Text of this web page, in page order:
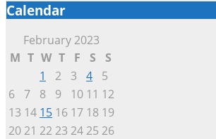
Calendar
February 2023
M T W T F S
S
1
2 3 4
5
6
7 8 9 10 11 12
13 14 15 16 17 18 19
20 21 22 23 24 25 26